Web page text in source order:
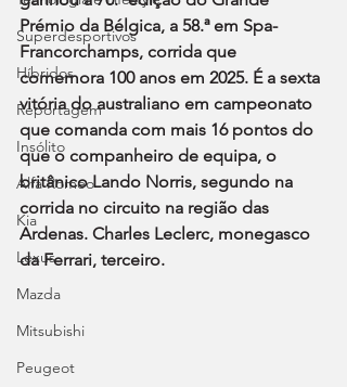
Superdesportivos
Híbridos
Reportagem
Insólito
Alfa Romeo
Kia
Lexus
Mazda
Mitsubishi
Peugeot
Prémio da Bélgica, a 58.ª em Spa-
Francorchamps, corrida que
comemora 100 anos em 2025. É a sexta
vitória do australiano em campeonato
que comanda com mais 16 pontos do
que o companheiro de equipa, o
britânico Lando Norris, segundo na
corrida no circuito na região das
Ardenas. Charles Leclerc, monegasco
da Ferrari, terceiro.